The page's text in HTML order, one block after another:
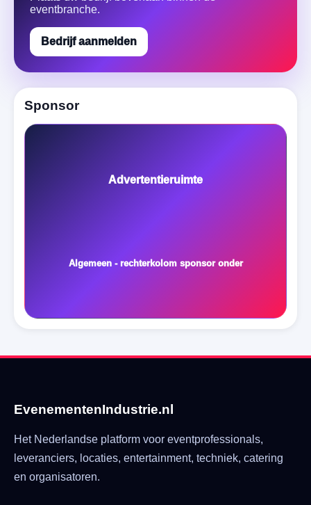
eventbranche.
Bedrijf aanmelden
Sponsor
Advertentieruimte
Algemeen - rechterkolom sponsor onder
EvenementenIndustrie.nl
Het Nederlandse platform voor eventprofessionals,
leveranciers, locaties, entertainment, techniek, catering
en organisatoren.